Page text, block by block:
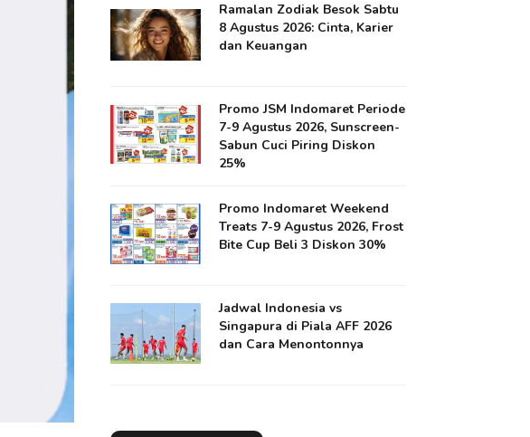
Ramalan Zodiak Besok Sabtu
8 Agustus 2026: Cinta, Karier
dan Keuangan
Promo JSM Indomaret Periode
7-9 Agustus 2026, Sunscreen-
Sabun Cuci Piring Diskon
25%
Promo Indomaret Weekend
Treats 7-9 Agustus 2026, Frost
Bite Cup Beli 3 Diskon 30%
Jadwal Indonesia vs
Singapura di Piala AFF 2026
dan Cara Menontonnya